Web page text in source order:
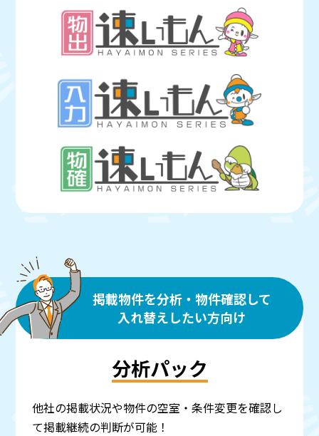
掲載物件を分析・物件確認して
入れ替えしたい方向け
分析パック
他社の掲載状況や物件の空室・条件変更を確認し
て掲載継続の判断が可能！